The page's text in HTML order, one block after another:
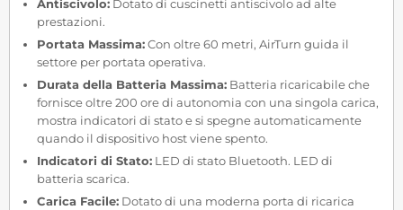
Antiscivolo: Dotato di cuscinetti antiscivolo ad alte
prestazioni.
Portata Massima:Con oltre 60 metri, AirTurn guida il
settore per portata operativa.
Durata della Batteria Massima: Batteria ricaricabile che
fornisce oltre 200 ore di autonomia con una singola carica,
mostra indicatori di stato e si spegne automaticamente
quando il dispositivo host viene spento.
Indicatori di Stato: LED di stato Bluetooth. LED di
batteria scarica.
Carica Facile: Dotato di una moderna porta di ricarica